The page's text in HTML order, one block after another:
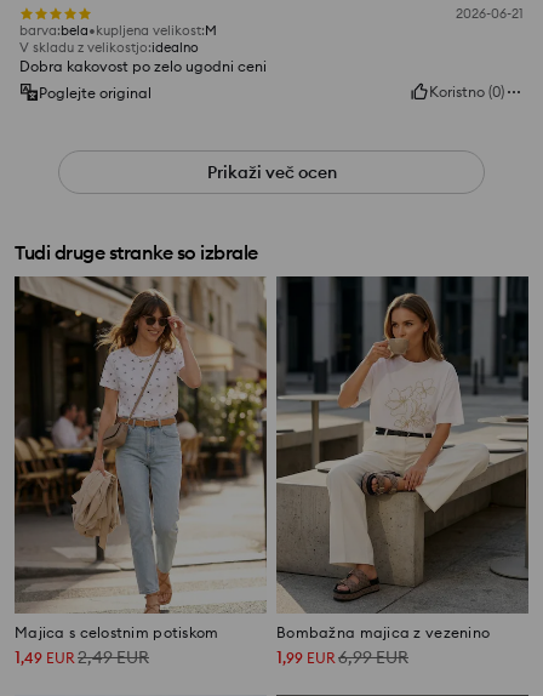
2026-06-21
barva:bela kupljena velikost:M
V skladu z velikostjo:idealno
Dobra kakovost po zelo ugodni ceni
Poglejte original
Koristno (0)
Prikaži več ocen
Tudi druge stranke so izbrale
Majica s celostnim potiskom
1,49 EUR2,49EUR
Bombažna majica z vezenino
1,99 EUR6,99EUR